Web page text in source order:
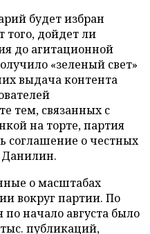
будет избран
того, дойдет ли
до агитационной
«зеленый свет»
выдача контента
тем, связанных с
на торте, партия
соглашение о честных
Данилин.
о масштабах
вокруг партии. По
начало августа было
публикаций,